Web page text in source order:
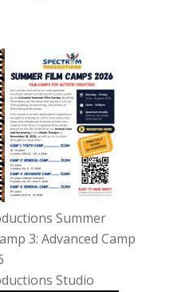
Summer
3: Advanced Camp
Studio